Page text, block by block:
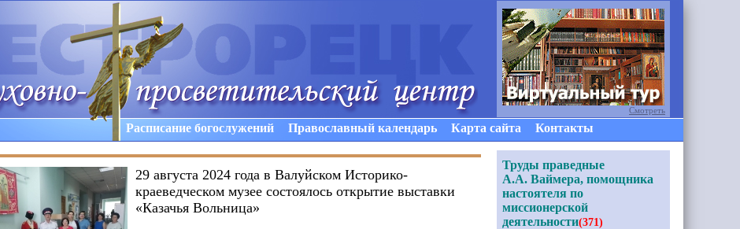
Расписание богослужений Православный календарь Карта сайта Контакты
29 августа 2024 года в Валуйском Историко-
краеведческом музее состоялось открытие выставки
«Казачья Вольница»
Смотреть
Труды праведные
А.А. Ваймера, помощника
настоятеля по
миссионерской
деятельности(371)